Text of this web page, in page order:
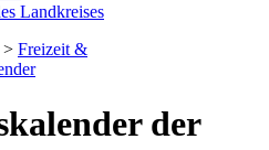
Landkreises
> Freizeit &
der